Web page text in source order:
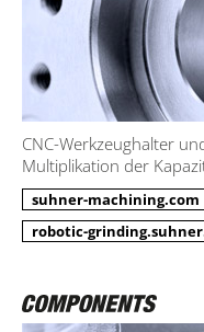
CNC-Werkzeughalter
Multiplikation der
suhner-machining.com
robotic-